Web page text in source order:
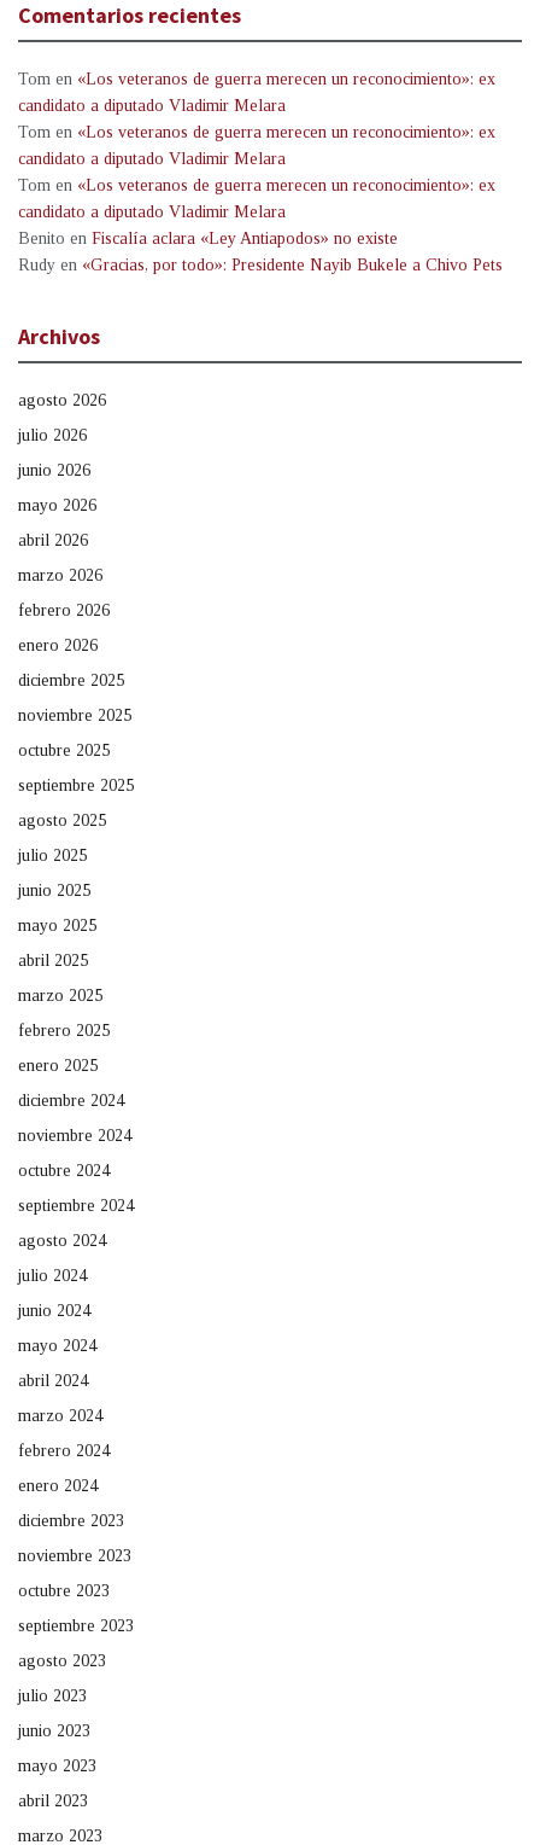
Comentarios recientes
Tom en «Los veteranos de guerra merecen un reconocimiento»: ex
candidato a diputado Vladimir Melara
Tom en «Los veteranos de guerra merecen un reconocimiento»: ex
candidato a diputado Vladimir Melara
Tom en «Los veteranos de guerra merecen un reconocimiento»: ex
candidato a diputado Vladimir Melara
Benito en Fiscalía aclara «Ley Antiapodos» no existe
Rudy en «Gracias, por todo»: Presidente Nayib Bukele a Chivo Pets
Archivos
agosto 2026
julio 2026
junio 2026
mayo 2026
abril 2026
marzo 2026
febrero 2026
enero 2026
diciembre 2025
noviembre 2025
octubre 2025
septiembre 2025
agosto 2025
julio 2025
junio 2025
mayo 2025
abril 2025
marzo 2025
febrero 2025
enero 2025
diciembre 2024
noviembre 2024
octubre 2024
septiembre 2024
agosto 2024
julio 2024
junio 2024
mayo 2024
abril 2024
marzo 2024
febrero 2024
enero 2024
diciembre 2023
noviembre 2023
octubre 2023
septiembre 2023
agosto 2023
julio 2023
junio 2023
mayo 2023
abril 2023
marzo 2023